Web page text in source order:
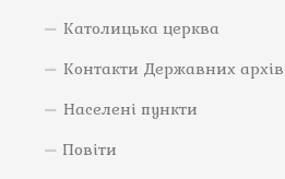
Католицька церква
Контакти Державних
Населені пункти
Повіти